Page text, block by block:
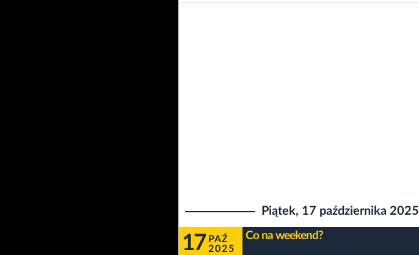
Piątek, 17 października 2025
17 PAŹ
2025
Co na weekend?